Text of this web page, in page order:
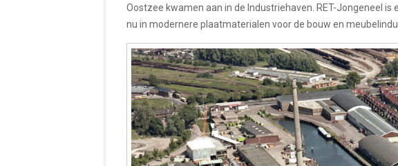
Oostzee kwamen aan in de Industriehaven. RET-Jongeneel
nu in modernere plaatmaterialen voor de bouw en